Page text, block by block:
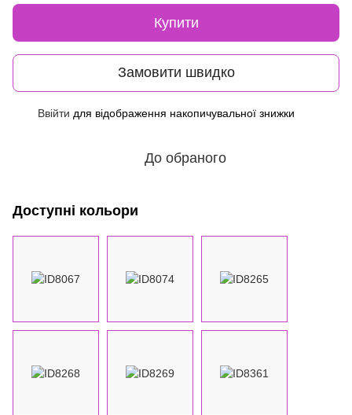
Купити
Замовити швидко
Ввійти для відображення накопичувальної знижки
До обраного
Доступні кольори